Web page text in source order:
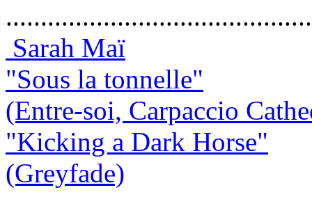
Sarah Maï
"Sous la tonnelle"
(Entre-soi, Carpaccio
"Kicking a Dark Horse"
(Greyfade)